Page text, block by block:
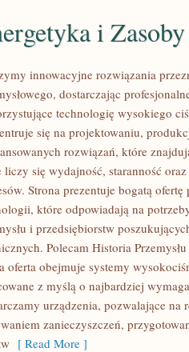
i Zasoby
innowacyjne rozwiązania
dostarczając
technologię wysokiego
się na projektowaniu,
rozwiązań, które
liczy się wydajność, staranność
Strona prezentuje bogatą ofertę
które odpowiadają na
i przedsiębiorstw
Polecam Historia
oferta obejmuje systemy
z myślą o najbardziej
urządzenia, pozwalające na
zanieczyszczeń,
[ Read More ]